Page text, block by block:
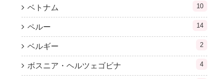
ベトナム 10
ペルー 14
ベルギー 2
ボスニア・ヘルツェゴビナ 4